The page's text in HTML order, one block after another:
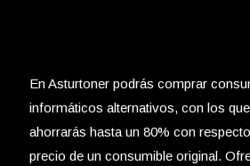
En Asturtoner podrás comprar
informáticos alternativos, con los que
ahorrarás hasta un 80% con
precio de un consumible original.